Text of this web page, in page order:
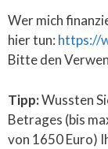
Wer mich
hier tun: https://
Bitte den
Tipp:Wussten
Betrages (bis
von 1650 Euro)